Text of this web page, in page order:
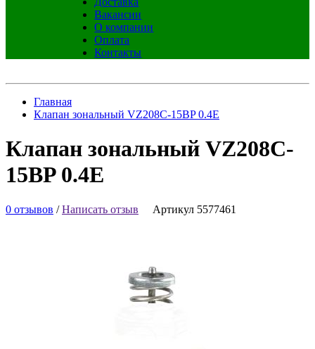
Вакансии
О компании
Оплата
Контакты
Главная
Клапан зональный VZ208C-15BP 0.4E
Клапан зональный VZ208C-
15BP 0.4E
0 отзывов /Написать отзыв Артикул 5577461